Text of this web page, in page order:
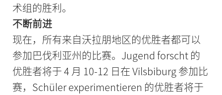
术组的胜利。
不断前进
现在，所有来自沃拉朋地区的优胜者都可以
参加巴伐利亚州的比赛。Jugend forscht 的
优胜者将于 4 月 10-12 日在 Vilsbiburg 参加比
赛，Schüler experimentieren 的优胜者将于